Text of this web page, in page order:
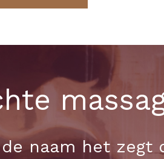
naam het zegt